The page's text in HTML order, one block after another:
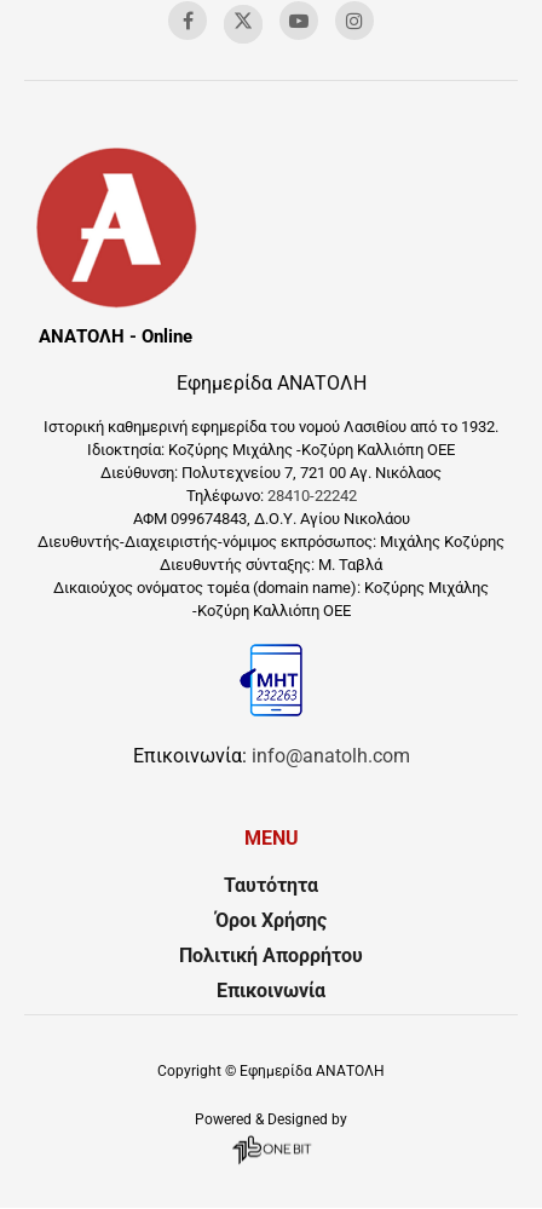
ΑΝΑΤΟΛΗ - Online
Εφημερίδα ΑΝΑΤΟΛΗ
Ιστορική καθημερινή εφημερίδα του νομού Λασιθίου από το 1932.
Ιδιοκτησία: Κοζύρης Μιχάλης -Κοζύρη Καλλιόπη ΟΕΕ
Διεύθυνση: Πολυτεχνείου 7, 721 00 Αγ. Νικόλαος
Τηλέφωνο: 28410-22242
ΑΦΜ 099674843, Δ.Ο.Υ. Αγίου Νικολάου
Διευθυντής-Διαχειριστής-νόμιμος εκπρόσωπος: Μιχάλης Κοζύρης
Διευθυντής σύνταξης: Μ. Ταβλά
Δικαιούχος ονόματος τομέα (domain name): Κοζύρης Μιχάλης
-Κοζύρη Καλλιόπη ΟΕΕ
Επικοινωνία: info@anatolh.com
MENU
Ταυτότητα
Όροι Χρήσης
Πολιτική Απορρήτου
Επικοινωνία
Copyright © Εφημερίδα ΑΝΑΤΟΛΗ
Powered & Designed by